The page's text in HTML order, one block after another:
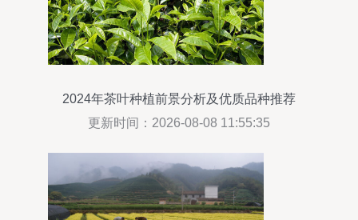
2024年茶叶种植前景分析及优质品种推荐
更新时间：2026-08-08 11:55:35